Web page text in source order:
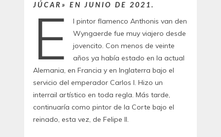
JÚCAR» EN JUNIO DE 2021.
E
l pintor flamenco Anthonis van den
Wyngaerde fue muy viajero desde
jovencito. Con menos de veinte
años ya había estado en la actual
Alemania, en Francia y en Inglaterra bajo el
servicio del emperador Carlos I. Hizo un
interrail artístico en toda regla. Más tarde,
continuaría como pintor de la Corte bajo el
reinado, esta vez, de Felipe II.